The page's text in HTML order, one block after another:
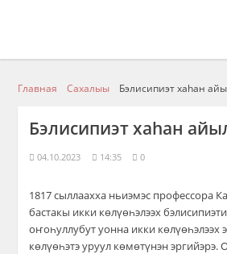
Главная Сахалыы Бэлисипиэт хаhан
Бэлисипиэт хаhан
04.10.2023 14:35 0
1817 сыллаахха ньиэмэс профессора
бастакы икки көлүөһэлээх
оҥоһуллубут уонна икки көлүөһэлээх
көлүөһэтэ уруул көмөтүнэн эргийэрэ.